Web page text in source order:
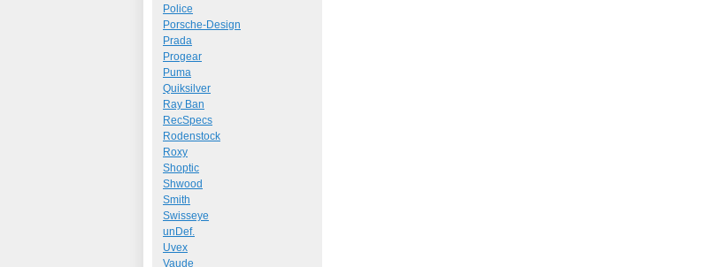
Police
Porsche-Design
Prada
Progear
Puma
Quiksilver
Ray Ban
RecSpecs
Rodenstock
Roxy
Shoptic
Shwood
Smith
Swisseye
unDef.
Uvex
Vaude